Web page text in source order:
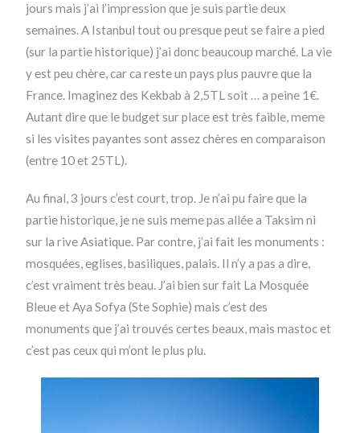
jours mais j’ai l’impression que je suis partie deux
semaines. A Istanbul tout ou presque peut se faire a pied
(sur la partie historique) j’ai donc beaucoup marché. La vie
y est peu chère, car ca reste un pays plus pauvre que la
France. Imaginez des Kekbab à 2,5TL soit … a peine 1€.
Autant dire que le budget sur place est très faible, meme
si les visites payantes sont assez chères en comparaison
(entre 10 et 25TL).
Au final, 3 jours c’est court, trop. Je n’ai pu faire que la
partie historique, je ne suis meme pas allée a Taksim ni
sur la rive Asiatique. Par contre, j’ai fait les monuments :
mosquées, eglises, basiliques, palais. Il n’y a pas a dire,
c’est vraiment très beau. J’ai bien sur fait La Mosquée
Bleue et Aya Sofya (Ste Sophie) mais c’est des
monuments que j’ai trouvés certes beaux, mais mastoc et
c’est pas ceux qui m’ont le plus plu.